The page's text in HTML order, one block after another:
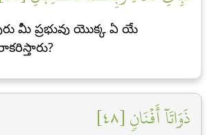
మీ ప్రభువు యొక్క ఏ యే
ذَوَاتَآ أَفۡنَانٖ [٤٨]